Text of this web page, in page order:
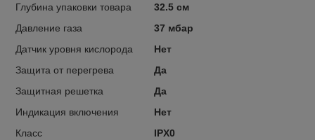
Глубина упаковки товара
32.5 см
Давление газа
37 мбар
Датчик уровня кислорода
Нет
Защита от перегрева
Да
Защитная решетка
Да
Индикация включения
Нет
Класс
IPX0